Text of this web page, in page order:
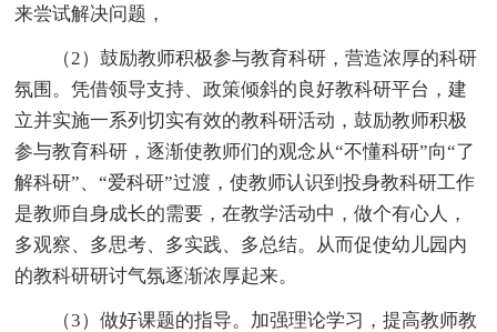
来尝试解决问题，
（2）鼓励教师积极参与教育科研，营造浓厚的科研
氛围。凭借领导支持、政策倾斜的良好教科研平台，建
立并实施一系列切实有效的教科研活动，鼓励教师积极
参与教育科研，逐渐使教师们的观念从“不懂科研”向“了
解科研”、“爱科研”过渡，使教师认识到投身教科研工作
是教师自身成长的需要，在教学活动中，做个有心人，
多观察、多思考、多实践、多总结。从而促使幼儿园内
的教科研研讨气氛逐渐浓厚起来。
（3）做好课题的指导。加强理论学习，提高教师教